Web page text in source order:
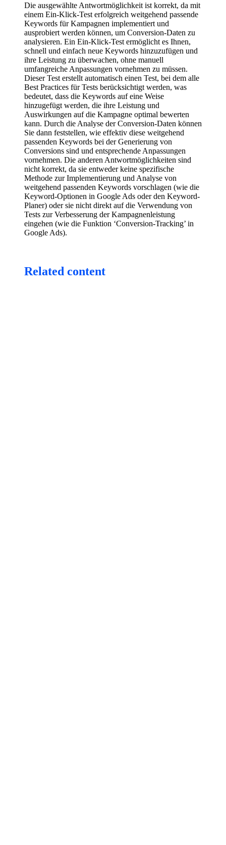
Die ausgewählte Antwortmöglichkeit ist korrekt, da mit
einem Ein-Klick-Test erfolgreich weitgehend passende
Keywords für Kampagnen implementiert und
ausprobiert werden können, um Conversion-Daten zu
analysieren. Ein Ein-Klick-Test ermöglicht es Ihnen,
schnell und einfach neue Keywords hinzuzufügen und
ihre Leistung zu überwachen, ohne manuell
umfangreiche Anpassungen vornehmen zu müssen.
Dieser Test erstellt automatisch einen Test, bei dem alle
Best Practices für Tests berücksichtigt werden, was
bedeutet, dass die Keywords auf eine Weise
hinzugefügt werden, die ihre Leistung und
Auswirkungen auf die Kampagne optimal bewerten
kann. Durch die Analyse der Conversion-Daten können
Sie dann feststellen, wie effektiv diese weitgehend
passenden Keywords bei der Generierung von
Conversions sind und entsprechende Anpassungen
vornehmen. Die anderen Antwortmöglichkeiten sind
nicht korrekt, da sie entweder keine spezifische
Methode zur Implementierung und Analyse von
weitgehend passenden Keywords vorschlagen (wie die
Keyword-Optionen in Google Ads oder den Keyword-
Planer) oder sie nicht direkt auf die Verwendung von
Tests zur Verbesserung der Kampagnenleistung
eingehen (wie die Funktion ‘Conversion-Tracking’ in
Google Ads).
Related content